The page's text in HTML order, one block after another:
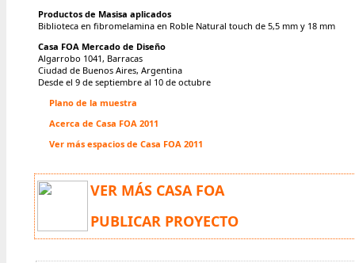
Productos de Masisa aplicados
Biblioteca en fibromelamina en Roble Natural touch de 5,5 mm y 18 mm
Casa FOA Mercado de Diseño
Algarrobo 1041, Barracas
Ciudad de Buenos Aires, Argentina
Desde el 9 de septiembre al 10 de octubre
Plano de la muestra
Acerca de Casa FOA 2011
Ver más espacios de Casa FOA 2011
VER MÁS CASA FOA
PUBLICAR PROYECTO